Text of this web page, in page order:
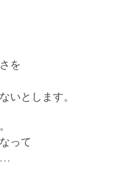
を
いとします。
って
…